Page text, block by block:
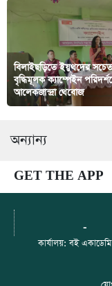
বিলাইছড়িতে ইয়ুথদের
বৃদ্ধিমূলক ক্যাম্পেইন
আলেকজান্দ্রা থেবোজ
অন্যান্য
GET THE APP
-
কার্যালয়: বই